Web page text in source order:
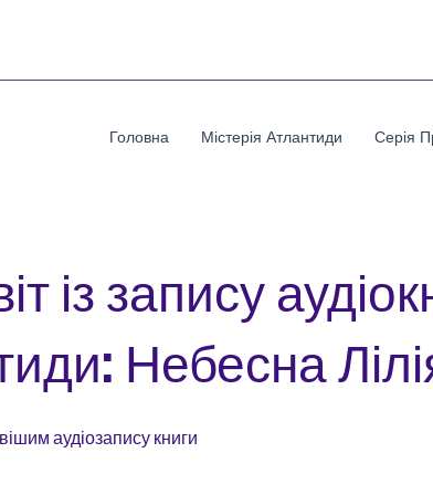
Головна Містерія Атлантиди Серія
із запису
Небесна
аудіозапису книги